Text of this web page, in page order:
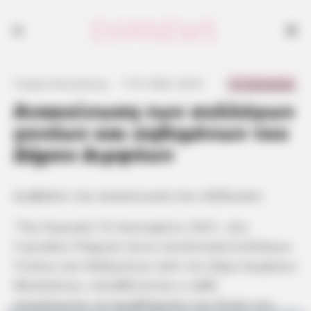
Ανακοίνωση των συλλόγων
γονέων και κηδεμόνων του
Δήμου Διρφύων
εκπρόσωπος τα προβλήματα της δικής του